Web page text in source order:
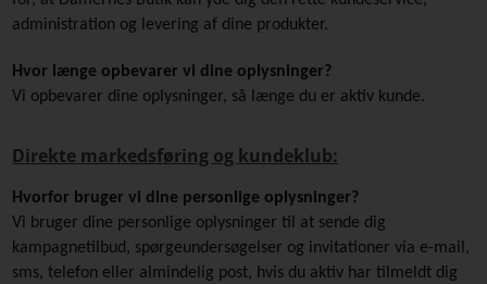
administration og levering af dine produkter.
Hvor længe opbevarer vi dine oplysninger?
Vi opbevarer dine oplysninger, så længe du er aktiv kunde.
Direkte markedsføring og kundeklub:
Hvorfor bruger vi dine personlige oplysninger?
Vi bruger dine personlige oplysninger til at sende dig
kampagnetilbud, spørgeundersøgelser og invitationer via e-mail,
sms, telefon eller almindelig post, hvis du aktiv har tilmeldt dig